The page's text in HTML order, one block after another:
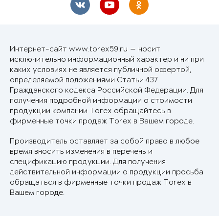
Интернет-сайт www.torex59.ru — носит
исключительно информационный характер и ни при
каких условиях не является публичной офертой,
определяемой положениями Статьи 437
Гражданского кодекса Российской Федерации. Для
получения подробной информации о стоимости
продукции компании Torex обращайтесь в
фирменные точки продаж Torex в Вашем городе.
Производитель оставляет за собой право в любое
время вносить изменения в перечень и
спецификацию продукции. Для получения
действительной информации о продукции просьба
обращаться в фирменные точки продаж Torex в
Вашем городе.